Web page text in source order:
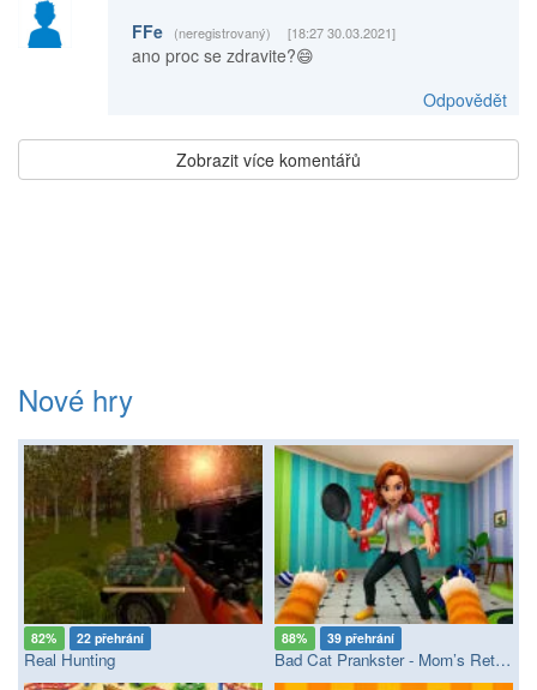
FFe (neregistrovaný) [18:27 30.03.2021]
ano proc se zdravite?😄
Odpovědět
Zobrazit více komentářů
Nové hry
82% 22 přehrání
Real Hunting
88% 39 přehrání
Bad Cat Prankster - Mom’s Return